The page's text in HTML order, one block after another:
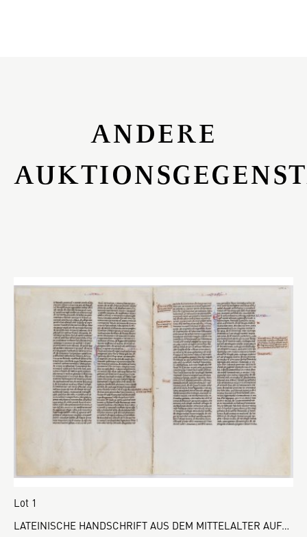
ANDERE
Lot 1
LATEINISCHE HANDSCHRIFT AUS DEM MITTELALTER AUF…